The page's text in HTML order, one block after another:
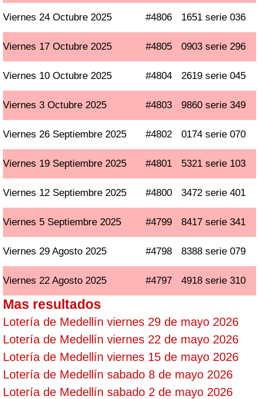
Viernes 24 Octubre 2025 #4806 1651 serie 036
Viernes 17 Octubre 2025 #4805 0903 serie 296
Viernes 10 Octubre 2025 #4804 2619 serie 045
Viernes 3 Octubre 2025 #4803 9860 serie 349
Viernes 26 Septiembre 2025 #4802 0174 serie 070
Viernes 19 Septiembre 2025 #4801 5321 serie 103
Viernes 12 Septiembre 2025 #4800 3472 serie 401
Viernes 5 Septiembre 2025 #4799 8417 serie 341
Viernes 29 Agosto 2025 #4798 8388 serie 079
Viernes 22 Agosto 2025 #4797 4918 serie 310
Mas resultados
Lotería de Medellín viernes 29 de mayo 2026
Lotería de Medellín viernes 22 de mayo 2026
Lotería de Medellín viernes 15 de mayo 2026
Lotería de Medellín sabado 8 de mayo 2026
Lotería de Medellín sabado 2 de mayo 2026